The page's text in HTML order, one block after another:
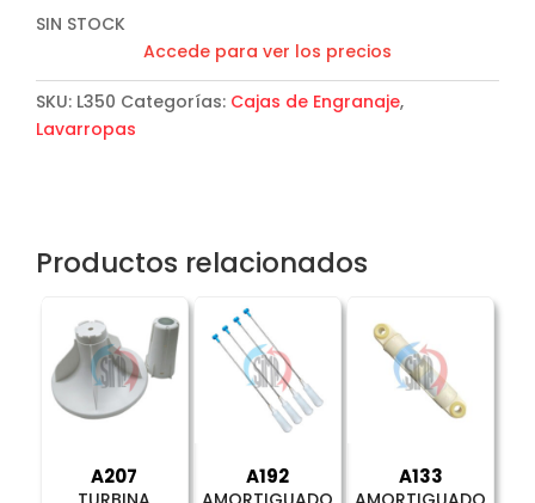
SIN STOCK
Accede para ver los precios
SKU: L350 Categorías: Cajas de Engranaje,
Lavarropas
Productos relacionados
A207 A192 A133